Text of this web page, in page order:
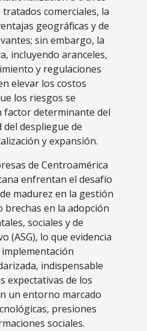
comerciales, la
geográficas y de
sin embargo, la
incluyendo aranceles,
y regulaciones
elevar los costos
los riesgos se
factor determinante del
despliegue de
y expansión.
de Centroamérica
enfrentan el desafío
madurez en la gestión
brechas en la adopción
sociales y de
(ASG), lo que evidencia
implementación
indispensable
expectativas de los
un entorno marcado
presiones
sociales.